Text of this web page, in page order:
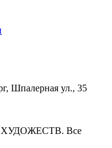
Шпалерная ул., 35
Все